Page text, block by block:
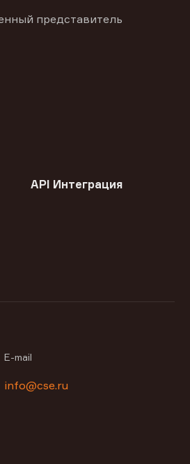
представитель
API Интеграция
E-mail
info@cse.ru